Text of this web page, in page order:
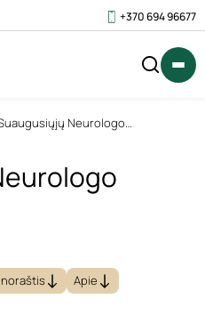
+370 694 96677
Neurologo
Apie